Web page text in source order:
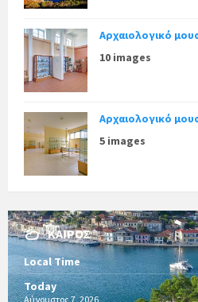
Αρχαιολογικό
10 images
Αρχαιολογικό
5 images
ΚΑΙΡΌΣ
Local Time
Today
Αύγουστος 7, 2026